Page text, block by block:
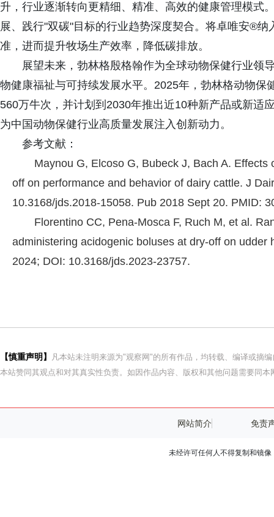
升，行业逐渐转向更精细、精准、高效的健康管理模式
展、践行"双碳"目标的行业趋势深度契合。将卓唯安®
准，进而提升牧场生产效率，降低碳排放。
展望未来，勃林格殷格翰作为全球动物保健行业领
物健康福祉与可持续发展水平。2025年，勃林格动物
560万牛次，并计划到2030年推出近10种新产品或新适
为中国动物保健行业高质量发展注入创新动力。
参考文献：
Maynou G, Elcoso G, Bubeck J, Bach A.
off on performance and behavior of dairy cattle. J
10.3168/jds.2018-15058. Pub 2018 Sept 20. PMID:
Florentino CC, Pena-Mosca F, Ruch M, et al.
administering acidogenic boluses at dry-off on
2024; DOI: 10.3168/jds.2023-23757.
【慎重声明】
凡本站未注明来源为"观察网"的所有作品，均转载、编译或摘
本站赞同其观点和对其真实性负责。如因作品内容、版权和其他问题需要同本
网站简介 免责
未经许可任何人不得复制和镜